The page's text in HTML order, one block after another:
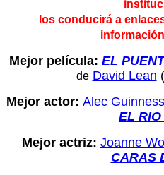
los conducirá a
Mejor película: EL
de David Lean (
Mejor actor: Alec Guinness
EL
Mejor actriz: Joanne
CARAS